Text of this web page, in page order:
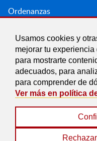
Usamos cookies y
mejorar tu
para mostrarte
adecuados, para
para comprender de
Ver más en política
Ordenanzas
Protección